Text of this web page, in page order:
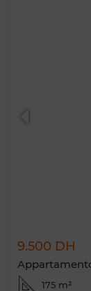
9.500 DH
175 m²